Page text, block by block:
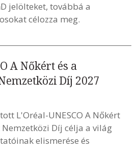
jelölteket, továbbá a
célozza meg.
A Nőkért és a
Díj 2027
L'Oréal-UNESCO A Nőkért
Díj célja a világ
elismerése és